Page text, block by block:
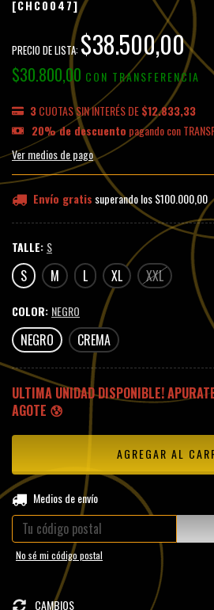
[CHC0047]
$38.500,00
$30.800,00 CON TRANSFERENCIA
3CUOTAS SIN INTERÉS DE$12.833,33
20% de descuento pagando con
Ver medios de pago
Envío gratis superando los$100.000,00
TALLE: S
S M L XL XXL
COLOR: NEGRO
NEGRO CREMA
ULTIMA UNIDAD DISPONIBLE!
AGOTE 😰
Entregas para el CP:
Medios de envío
No sé mi código postal
CAMBIOS